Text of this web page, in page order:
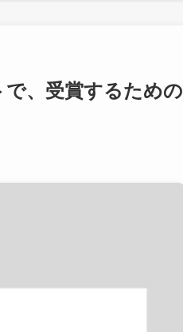
で、受賞するための